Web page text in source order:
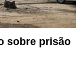
sobre prisão